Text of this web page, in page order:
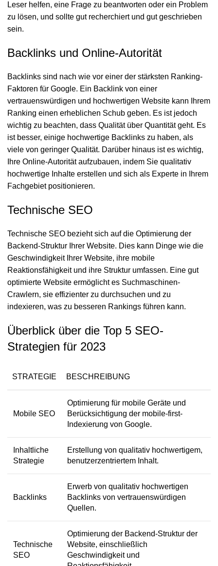
Leser helfen, eine Frage zu beantworten oder ein Problem
zu lösen, und sollte gut recherchiert und gut geschrieben
sein.
Backlinks und Online-Autorität
Backlinks sind nach wie vor einer der stärksten Ranking-
Faktoren für Google. Ein Backlink von einer
vertrauenswürdigen und hochwertigen Website kann Ihrem
Ranking einen erheblichen Schub geben. Es ist jedoch
wichtig zu beachten, dass Qualität über Quantität geht. Es
ist besser, einige hochwertige Backlinks zu haben, als
viele von geringer Qualität. Darüber hinaus ist es wichtig,
Ihre Online-Autorität aufzubauen, indem Sie qualitativ
hochwertige Inhalte erstellen und sich als Experte in Ihrem
Fachgebiet positionieren.
Technische SEO
Technische SEO bezieht sich auf die Optimierung der
Backend-Struktur Ihrer Website. Dies kann Dinge wie die
Geschwindigkeit Ihrer Website, ihre mobile
Reaktionsfähigkeit und ihre Struktur umfassen. Eine gut
optimierte Website ermöglicht es Suchmaschinen-
Crawlern, sie effizienter zu durchsuchen und zu
indexieren, was zu besseren Rankings führen kann.
Überblick über die Top 5 SEO-
Strategien für 2023
STRATEGIE BESCHREIBUNG
Mobile SEO
Optimierung für mobile Geräte und
Berücksichtigung der mobile-first-
Indexierung von Google.
Inhaltliche
Strategie
Erstellung von qualitativ hochwertigem,
benutzerzentriertem Inhalt.
Backlinks
Erwerb von qualitativ hochwertigen
Backlinks von vertrauenswürdigen
Quellen.
Technische
SEO
Optimierung der Backend-Struktur der
Website, einschließlich
Geschwindigkeit und